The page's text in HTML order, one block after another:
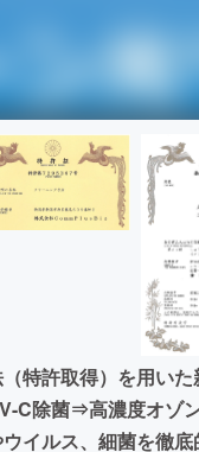
特許取得）を用いた
C除菌⇒高濃度オゾ
イルス、細菌を徹底